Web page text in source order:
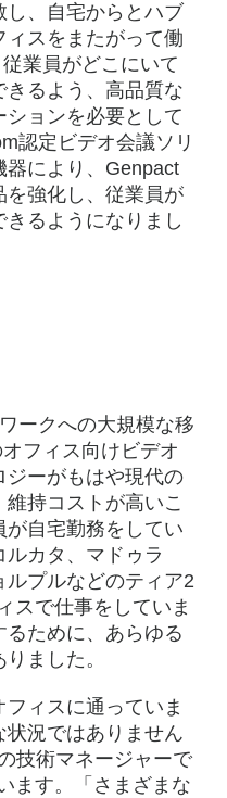
、自宅からとハブ
スをまたがって働
業員がどこにいて
きるよう、高品質な
ョンを必要として
認定ビデオ会議ソリ
器により、Genpact
を強化し、従業員が
るようになりまし
ークへの大規模な移
フィス向けビデオ
ジーがもはや現代の
持コストが高いこ
が自宅勤務をしてい
カタ、マドゥラ
ルプルなどのティア2
スで仕事をしていま
ために、あらゆる
ました。
フィスに通っていま
状況ではありません
技術マネージャーで
ます。「さまざまな